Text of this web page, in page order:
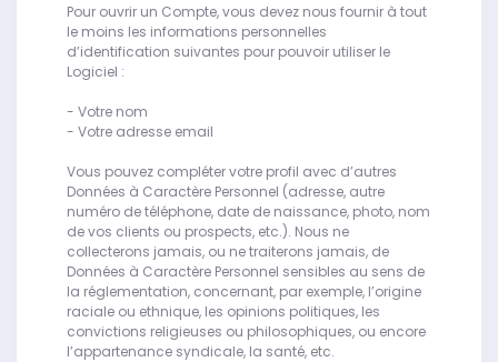
Pour ouvrir un Compte, vous devez nous fournir à tout
le moins les informations personnelles
d’identification suivantes pour pouvoir utiliser le
Logiciel :
- Votre nom
- Votre adresse email
Vous pouvez compléter votre profil avec d’autres
Données à Caractère Personnel (adresse, autre
numéro de téléphone, date de naissance, photo, nom
de vos clients ou prospects, etc.). Nous ne
collecterons jamais, ou ne traiterons jamais, de
Données à Caractère Personnel sensibles au sens de
la réglementation, concernant, par exemple, l’origine
raciale ou ethnique, les opinions politiques, les
convictions religieuses ou philosophiques, ou encore
l’appartenance syndicale, la santé, etc.